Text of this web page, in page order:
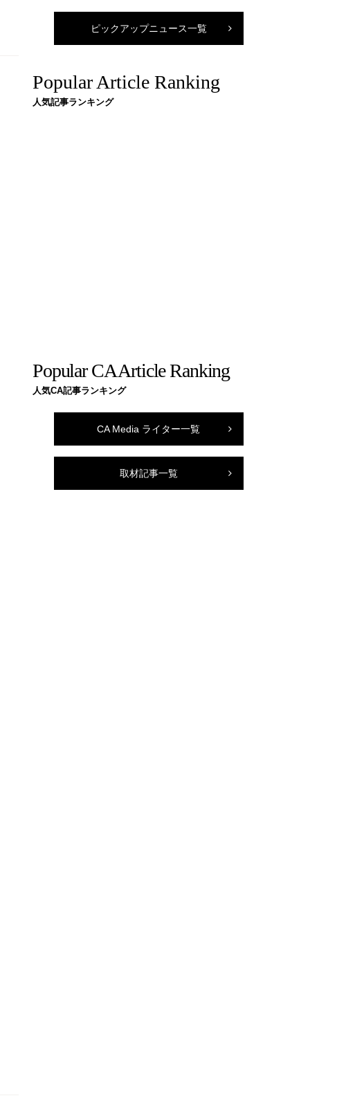
ピックアップニュース一覧
Popular Article Ranking
人気記事ランキング
Popular CA Article Ranking
人気CA記事ランキング
CA Media ライター一覧
取材記事一覧